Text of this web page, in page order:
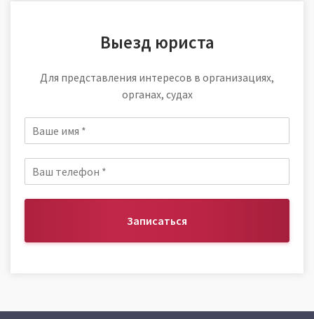
Выезд юриста
Для представления интересов в организациях,
органах, судах
Записаться